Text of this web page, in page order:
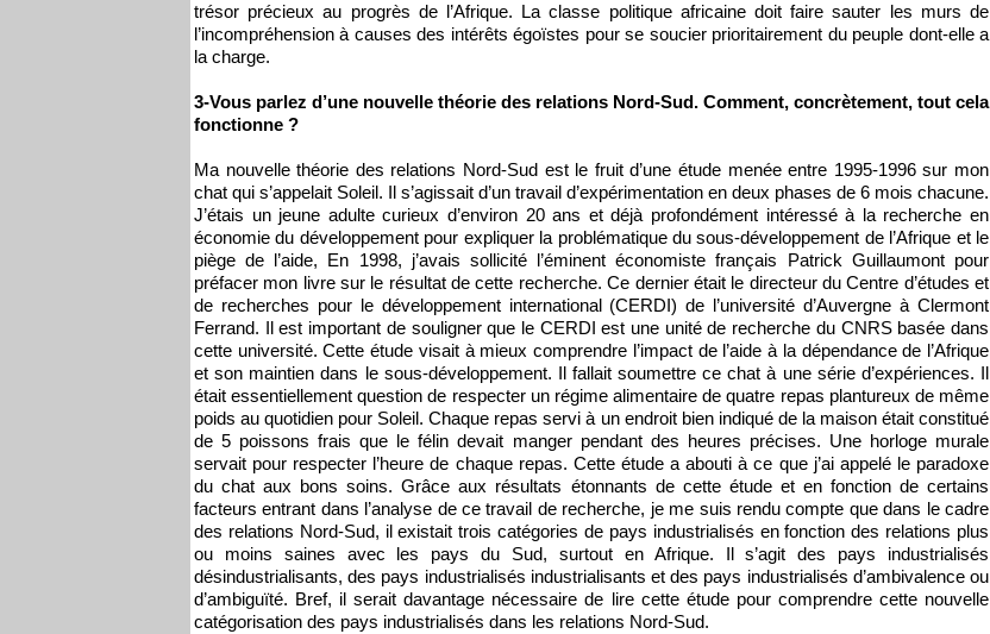
trésor précieux au progrès de l’Afrique. La classe politique africaine doit faire sauter les murs de
l’incompréhension à causes des intérêts égoïstes pour se soucier prioritairement du peuple dont-elle a
la charge.
3-Vous parlez d’une nouvelle théorie des relations Nord-Sud. Comment, concrètement, tout cela
fonctionne ?
Ma nouvelle théorie des relations Nord-Sud est le fruit d’une étude menée entre 1995-1996 sur mon
chat qui s’appelait Soleil. Il s’agissait d’un travail d’expérimentation en deux phases de 6 mois chacune.
J’étais un jeune adulte curieux d’environ 20 ans et déjà profondément intéressé à la recherche en
économie du développement pour expliquer la problématique du sous-développement de l’Afrique et le
piège de l’aide, En 1998, j’avais sollicité l’éminent économiste français Patrick Guillaumont pour
préfacer mon livre sur le résultat de cette recherche. Ce dernier était le directeur du Centre d’études et
de recherches pour le développement international (CERDI) de l’université d’Auvergne à Clermont
Ferrand. Il est important de souligner que le CERDI est une unité de recherche du CNRS basée dans
cette université. Cette étude visait à mieux comprendre l’impact de l’aide à la dépendance de l’Afrique
et son maintien dans le sous-développement. Il fallait soumettre ce chat à une série d’expériences. Il
était essentiellement question de respecter un régime alimentaire de quatre repas plantureux de même
poids au quotidien pour Soleil. Chaque repas servi à un endroit bien indiqué de la maison était constitué
de 5 poissons frais que le félin devait manger pendant des heures précises. Une horloge murale
servait pour respecter l’heure de chaque repas. Cette étude a abouti à ce que j’ai appelé le paradoxe
du chat aux bons soins. Grâce aux résultats étonnants de cette étude et en fonction de certains
facteurs entrant dans l’analyse de ce travail de recherche, je me suis rendu compte que dans le cadre
des relations Nord-Sud, il existait trois catégories de pays industrialisés en fonction des relations plus
ou moins saines avec les pays du Sud, surtout en Afrique. Il s’agit des pays industrialisés
désindustrialisants, des pays industrialisés industrialisants et des pays industrialisés d’ambivalence ou
d’ambiguïté. Bref, il serait davantage nécessaire de lire cette étude pour comprendre cette nouvelle
catégorisation des pays industrialisés dans les relations Nord-Sud.